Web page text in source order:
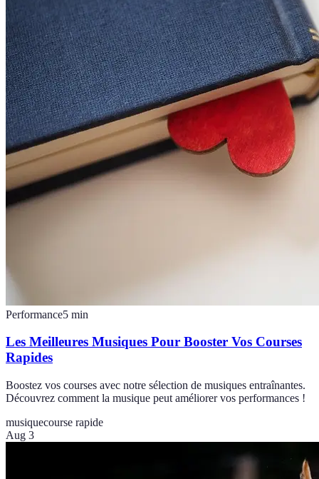
Performance5 min
Les Meilleures Musiques Pour Booster Vos Courses
Rapides
Boostez vos courses avec notre sélection de musiques entraînantes.
Découvrez comment la musique peut améliorer vos performances !
musiquecourse rapide
Aug 3